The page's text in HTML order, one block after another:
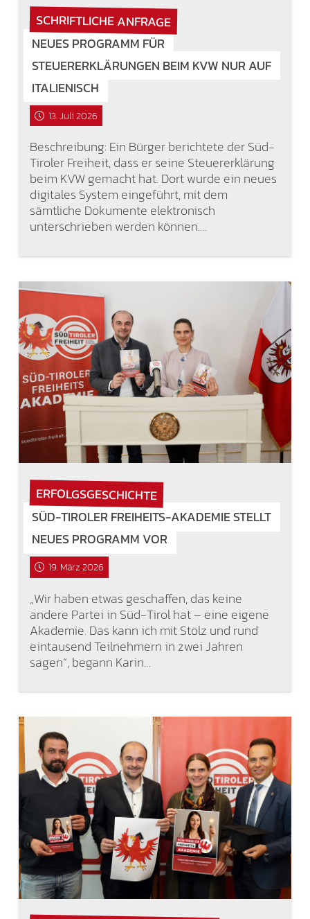
SCHRIFTLICHE ANFRAGE
NEUES PROGRAMM FÜR
STEUERERKLÄRUNGEN BEIM KVW NUR AUF
ITALIENISCH
13. Juli 2026
Beschreibung: Ein Bürger berichtete der Süd-
Tiroler Freiheit, dass er seine Steuererklärung
beim KVW gemacht hat. Dort wurde ein neues
digitales System eingeführt, mit dem
sämtliche Dokumente elektronisch
unterschrieben werden können.…
ERFOLGSGESCHICHTE
SÜD-TIROLER FREIHEITS-AKADEMIE STELLT
NEUES PROGRAMM VOR
19. März 2026
„Wir haben etwas geschaffen, das keine
andere Partei in Süd-Tirol hat – eine eigene
Akademie. Das kann ich mit Stolz und rund
eintausend Teilnehmern in zwei Jahren
sagen“, begann Karin…